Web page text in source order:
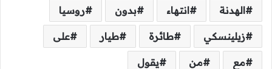
الهدنة انتهاء بدون روسيا
زيلينسكي طائرة طيار على
مع من يقول